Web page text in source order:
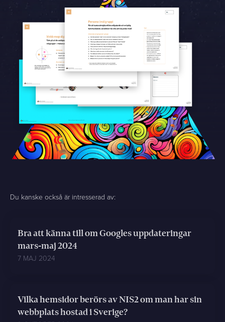
Du kanske också är intresserad av:
Bra att känna till om Googles uppdateringar
mars-maj 2024
7 MAJ 2024
Vilka hemsidor berörs av NIS2 om man har sin
webbplats hostad i Sverige?